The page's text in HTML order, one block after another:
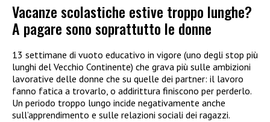
Vacanze scolastiche estive troppo lunghe?
A pagare sono soprattutto le donne
13 settimane di vuoto educativo in vigore (uno degli stop più
lunghi del Vecchio Continente) che grava più sulle ambizioni
lavorative delle donne che su quelle dei partner: il lavoro
fanno fatica a trovarlo, o addirittura finiscono per perderlo.
Un periodo troppo lungo incide negativamente anche
sull’apprendimento e sulle relazioni sociali dei ragazzi.